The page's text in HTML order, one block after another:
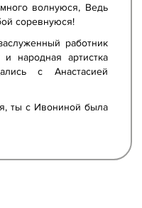
волнуюся, Ведь
соревнуюся!
работник
народная артистка
с Анастасией
ты с Ивониной была